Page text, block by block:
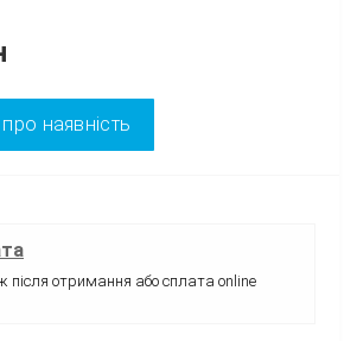
наявність
після отримання або сплата online